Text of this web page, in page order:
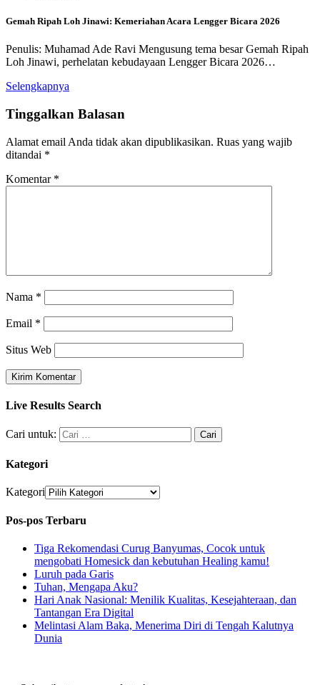
Gemah Ripah Loh Jinawi: Kemeriahan Acara Lengger Bicara 2026
Penulis: Muhamad Ade Ravi Mengusung tema besar Gemah Ripah
Loh Jinawi, perhelatan kebudayaan Lengger Bicara 2026…
Selengkapnya
Tinggalkan Balasan
Alamat email Anda tidak akan dipublikasikan. Ruas yang wajib
ditandai *
Komentar *
Nama *
Email *
Situs Web
Live Results Search
Cari untuk:
Kategori
Kategori
Pos-pos Terbaru
Tiga Rekomendasi Curug Banyumas, Cocok untuk
mengobati Homesick dan kebutuhan Healing kamu!
Luruh pada Garis
Tuhan, Mengapa Aku?
Hari Anak Nasional: Menilik Kualitas, Kesejahteraan, dan
Tantangan Era Digital
Melintasi Alam Baka, Menerima Diri di Tengah Kalutnya
Dunia